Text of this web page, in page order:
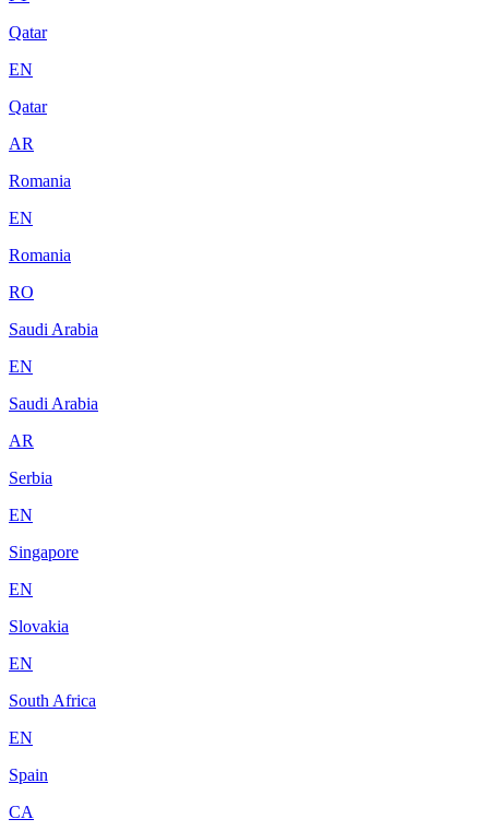
Qatar
EN
Qatar
AR
Romania
EN
Romania
RO
Saudi Arabia
EN
Saudi Arabia
AR
Serbia
EN
Singapore
EN
Slovakia
EN
South Africa
EN
Spain
CA